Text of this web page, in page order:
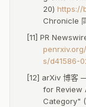
风险与展望
arXiv 独立化的
三大关键不确定性
20) https://
Chronicle
[11] PR
penrxiv.org/
s/d41586-
[12] arXiv 博客
for Review
Category"